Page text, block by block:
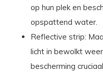
op hun plek en
opspattend water.
Reflective strip:
licht in bewolkt
bescherming